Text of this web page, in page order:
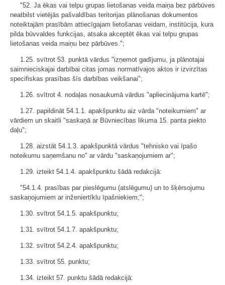
"52. Ja ēkas vai telpu grupas lietošanas veida maiņa bez pārbūves
neatbilst vietējās pašvaldības teritorijas plānošanas dokumentos
noteiktajām prasībām attiecīgajam lietošanas veidam, institūcija, kura
pilda būvvaldes funkcijas, atsaka akceptēt ēkas vai telpu grupas
lietošanas veida maiņu bez pārbūves.";
1.25. svītrot 53. punktā vārdus "izņemot gadījumu, ja plānotajai
saimnieciskajai darbībai citas jomas normatīvajos aktos ir izvirzītas
specifiskas prasības šīs darbības veikšanai";
1.26. svītrot 4. nodaļas nosaukumā vārdus "apliecinājuma kartē";
1.27. papildināt 54.1.1. apakšpunktu aiz vārda "noteikumiem" ar
vārdiem un skaitli "saskaņā ar Būvniecības likuma 15. panta piekto
daļu";
1.28. aizstāt 54.1.3. apakšpunktā vārdus "tehnisko vai īpašo
noteikumu saņemšanu no" ar vārdu "saskaņojumiem ar";
1.29. izteikt 54.1.4. apakšpunktu šādā redakcijā:
"54.1.4. prasības par pieslēgumu (atslēgumu) un to šķērsojumu
saskaņojumiem ar inženiertīklu īpašniekiem;";
1.30. svītrot 54.1.5. apakšpunktu;
1.31. svītrot 54.1.7. apakšpunktu;
1.32. svītrot 54.2.4. apakšpunktu;
1.33. svītrot 55. punktu;
1.34. izteikt 57. punktu šādā redakcijā: